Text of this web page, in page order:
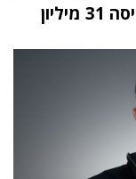
חברת ה-AI הביטחוני Airis Labs גייסה 31 מיליון